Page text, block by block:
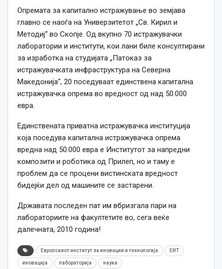
Опремата за капитално истражување во земјава
главно се наоѓа на Универзитетот „Св. Кирил и
Методиј“ во Скопје. Од вкупно 70 истражувачки
лаборатории и институти, кои лани биле консултирани
за изработка на студијата „Патоказ за
истражувачката инфраструктура на Северна
Македонија“, 20 поседуваат единствена капитална
истражувачка опрема во вредност од над 50.000
евра.
Eдинствената приватна истражувачка институција
која поседува капитална истражувачка опрема
вредна над 50.000 евра e Институтот за напредни
композити и роботика од Прилеп, но и таму е
проблем да се процени вистинската вредност
бидејќи дел од машините се застарени.
Државата последен пат им вбризгала пари на
лабораториите на факултетите во, сега веќе
далечната, 2010 година!
Европскиот институт за иновации и технологија ЕИТ
иновација лабораторија наука